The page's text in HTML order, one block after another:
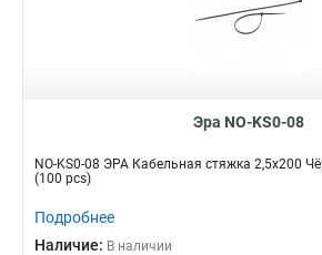
Эра NO-KS0-08
NO-KS0-08 ЭРА Кабельная стяжка 2,5х200
(100 pcs)
Подробнее
Наличие: В наличии